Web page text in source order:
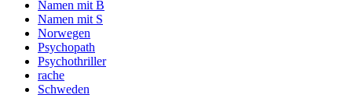
Namen mit B
Namen mit S
Norwegen
Psychopath
Psychothriller
rache
Schweden